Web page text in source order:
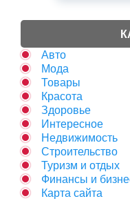
Авто
Мода
Товары
Красота
Здоровье
Интересное
Недвижимость
Строительство
Туризм и отдых
Финансы и
Карта сайта